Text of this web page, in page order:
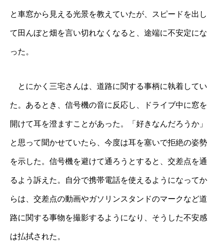
と車窓から見える光景を教えていたが、スピードを出し
て田んぼと畑を言い切れなくなると、途端に不安定にな
った。
とにかく三宅さんは、道路に関する事柄に執着してい
た。あるとき、信号機の音に反応し、ドライブ中に窓を
開けて耳を澄ますことがあった。「好きなんだろうか」
と思って聞かせていたら、今度は耳を塞いで拒絶の姿勢
を示した。信号機を避けて通ろうとすると、交差点を通
るよう訴えた。自分で携帯電話を使えるようになってか
らは、交差点の動画やガソリンスタンドのマークなど道
路に関する事物を撮影するようになり、そうした不安感
は払拭された。